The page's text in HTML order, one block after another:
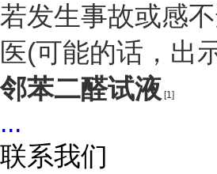
若发生事故或感
医(可能的话，出
邻苯二醛试液 [1]
...
联系我们